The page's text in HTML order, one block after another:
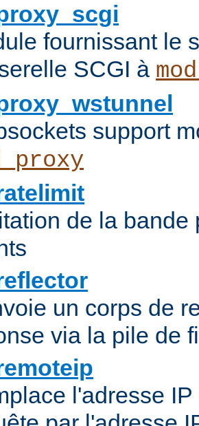
fournissant le
SCGI à
support
de la bande
un corps de
via la pile de
l'adresse